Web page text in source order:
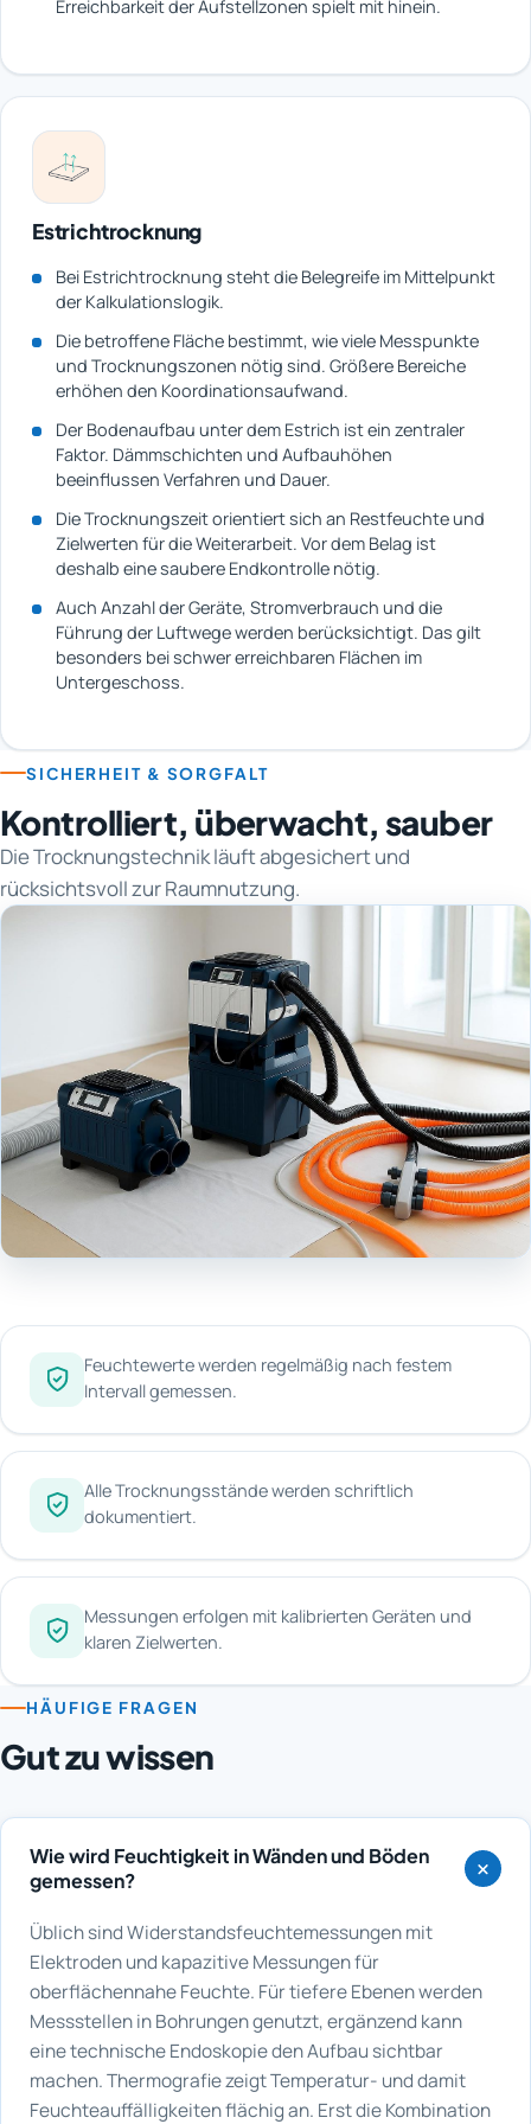
Erreichbarkeit der Aufstellzonen spielt mit hinein.
Estrichtrocknung
Bei Estrichtrocknung steht die Belegreife im Mittelpunkt
der Kalkulationslogik.
Die betroffene Fläche bestimmt, wie viele Messpunkte
und Trocknungszonen nötig sind. Größere Bereiche
erhöhen den Koordinationsaufwand.
Der Bodenaufbau unter dem Estrich ist ein zentraler
Faktor. Dämmschichten und Aufbauhöhen
beeinflussen Verfahren und Dauer.
Die Trocknungszeit orientiert sich an Restfeuchte und
Zielwerten für die Weiterarbeit. Vor dem Belag ist
deshalb eine saubere Endkontrolle nötig.
Auch Anzahl der Geräte, Stromverbrauch und die
Führung der Luftwege werden berücksichtigt. Das gilt
besonders bei schwer erreichbaren Flächen im
Untergeschoss.
SICHERHEIT & SORGFALT
Kontrolliert, überwacht, sauber
Die Trocknungstechnik läuft abgesichert und
rücksichtsvoll zur Raumnutzung.
Feuchtewerte werden regelmäßig nach festem
Intervall gemessen.
Alle Trocknungsstände werden schriftlich
dokumentiert.
Messungen erfolgen mit kalibrierten Geräten und
klaren Zielwerten.
HÄUFIGE FRAGEN
Gut zu wissen
Wie wird Feuchtigkeit in Wänden und Böden
gemessen?
Üblich sind Widerstandsfeuchtemessungen mit
Elektroden und kapazitive Messungen für
oberflächennahe Feuchte. Für tiefere Ebenen werden
Messstellen in Bohrungen genutzt, ergänzend kann
eine technische Endoskopie den Aufbau sichtbar
machen. Thermografie zeigt Temperatur- und damit
Feuchteauffälligkeiten flächig an. Erst die Kombination